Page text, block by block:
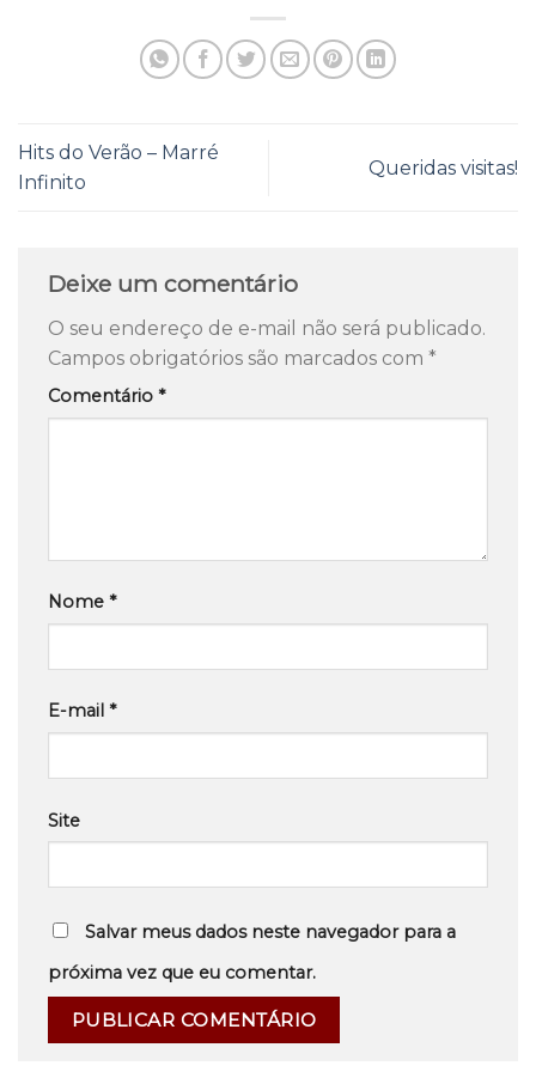
Hits do Verão – Marré
Infinito
Queridas visitas!
Deixe um comentário
O seu endereço de e-mail não será publicado.
Campos obrigatórios são marcados com *
Comentário *
Nome *
E-mail *
Site
Salvar meus dados neste navegador para a
próxima vez que eu comentar.